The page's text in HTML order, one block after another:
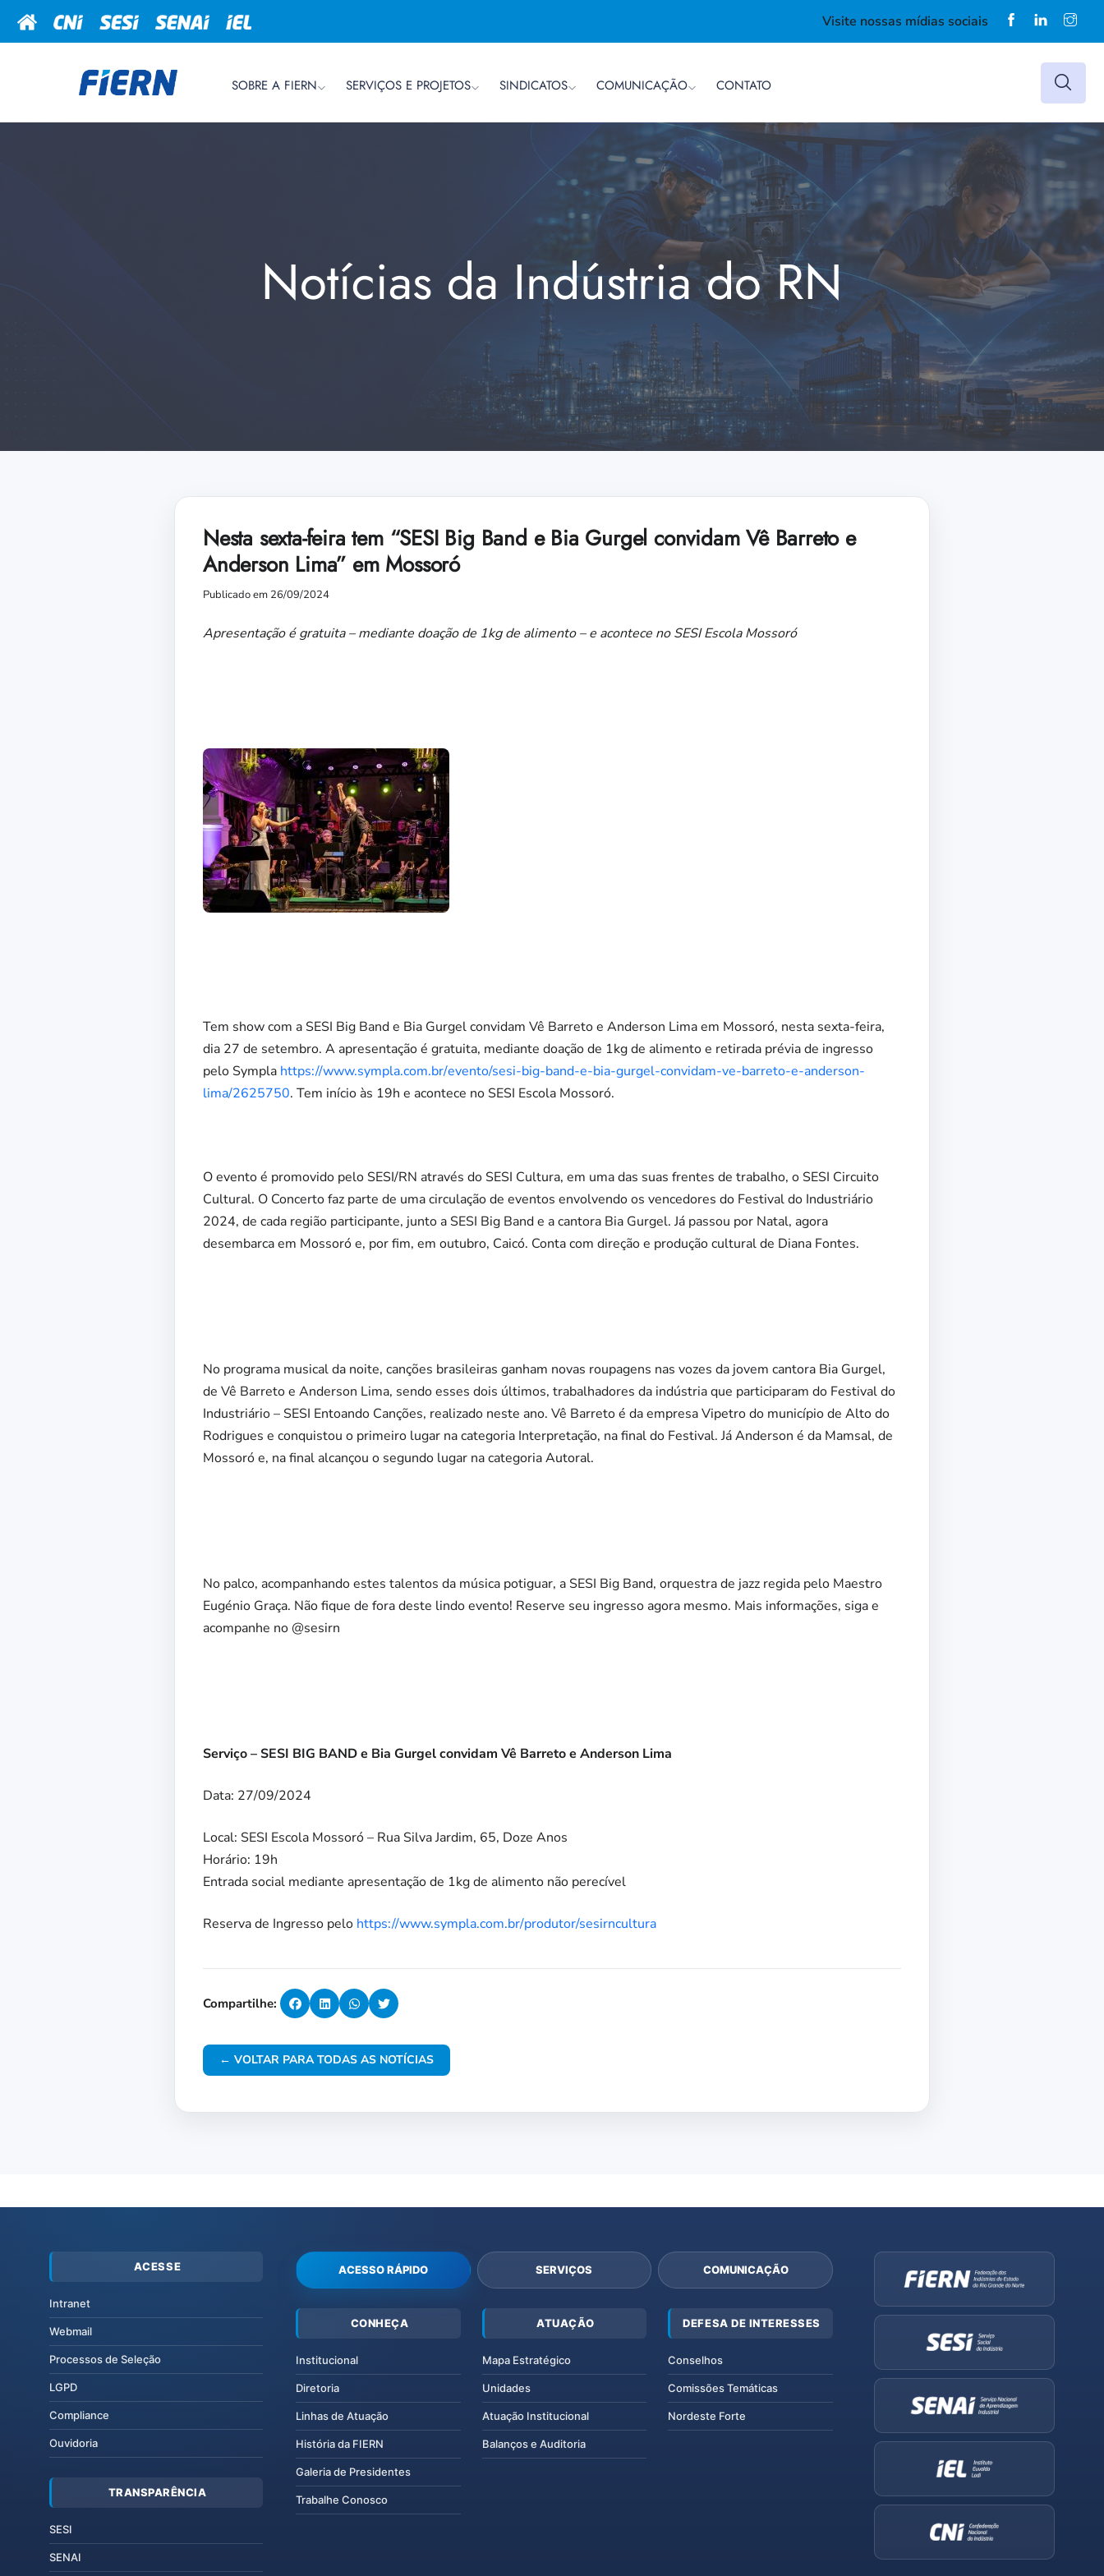
Visite nossas mídias sociais
SOBRE A FIERN SERVIÇOS E PROJETOS SINDICATOS COMUNICAÇÃO CONTATO
Notícias da Indústria do RN
Nesta sexta-feira tem “SESI Big Band e Bia Gurgel convidam Vê Barreto e
Anderson Lima” em Mossoró
Publicado em 26/09/2024
Apresentação é gratuita – mediante doação de 1kg de alimento – e acontece no SESI Escola Mossoró
Tem show com a SESI Big Band e Bia Gurgel convidam Vê Barreto e Anderson Lima em Mossoró, nesta sexta-feira,
dia 27 de setembro. A apresentação é gratuita, mediante doação de 1kg de alimento e retirada prévia de ingresso
pelo Sympla https://www.sympla.com.br/evento/sesi-big-band-e-bia-gurgel-convidam-ve-barreto-e-anderson-
lima/2625750. Tem início às 19h e acontece no SESI Escola Mossoró.
O evento é promovido pelo SESI/RN através do SESI Cultura, em uma das suas frentes de trabalho, o SESI Circuito
Cultural. O Concerto faz parte de uma circulação de eventos envolvendo os vencedores do Festival do Industriário
2024, de cada região participante, junto a SESI Big Band e a cantora Bia Gurgel. Já passou por Natal, agora
desembarca em Mossoró e, por fim, em outubro, Caicó. Conta com direção e produção cultural de Diana Fontes.
No programa musical da noite, canções brasileiras ganham novas roupagens nas vozes da jovem cantora Bia Gurgel,
de Vê Barreto e Anderson Lima, sendo esses dois últimos, trabalhadores da indústria que participaram do Festival do
Industriário – SESI Entoando Canções, realizado neste ano. Vê Barreto é da empresa Vipetro do município de Alto do
Rodrigues e conquistou o primeiro lugar na categoria Interpretação, na final do Festival. Já Anderson é da Mamsal, de
Mossoró e, na final alcançou o segundo lugar na categoria Autoral.
No palco, acompanhando estes talentos da música potiguar, a SESI Big Band, orquestra de jazz regida pelo Maestro
Eugénio Graça. Não fique de fora deste lindo evento! Reserve seu ingresso agora mesmo. Mais informações, siga e
acompanhe no @sesirn
Serviço – SESI BIG BAND e Bia Gurgel convidam Vê Barreto e Anderson Lima
Data: 27/09/2024
Local: SESI Escola Mossoró – Rua Silva Jardim, 65, Doze Anos
Horário: 19h
Entrada social mediante apresentação de 1kg de alimento não perecível
Reserva de Ingresso pelo https://www.sympla.com.br/produtor/sesirncultura
Compartilhe:
← VOLTAR PARA TODAS AS NOTÍCIAS
ACESSE
Intranet
Webmail
Processos de Seleção
LGPD
Compliance
Ouvidoria
TRANSPARÊNCIA
SESI
SENAI
ACESSO RÁPIDO SERVIÇOS COMUNICAÇÃO
CONHEÇA
Institucional
Diretoria
Linhas de Atuação
História da FIERN
Galeria de Presidentes
Trabalhe Conosco
ATUAÇÃO
Mapa Estratégico
Unidades
Atuação Institucional
Balanços e Auditoria
DEFESA DE INTERESSES
Conselhos
Comissões Temáticas
Nordeste Forte